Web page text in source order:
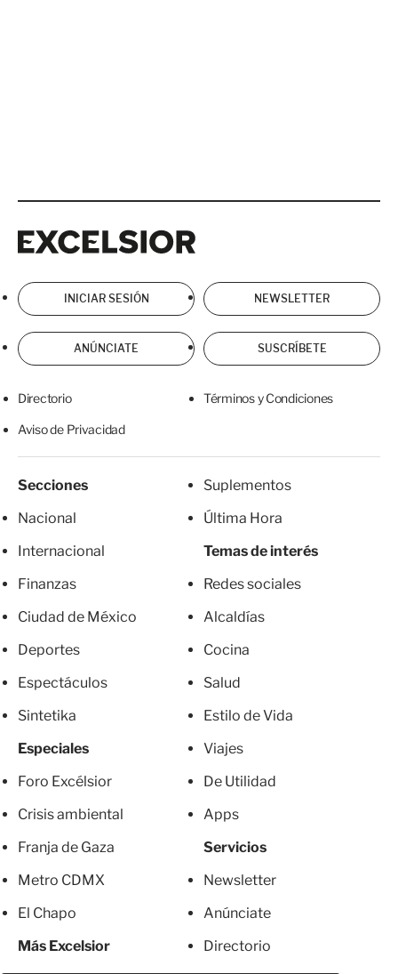
INICIAR SESIÓN NEWSLETTER
ANÚNCIATE SUSCRÍBETE
Directorio Términos y Condiciones
Aviso de Privacidad
Secciones
Nacional
Internacional
Finanzas
Ciudad de México
Deportes
Espectáculos
Sintetika
Especiales
Foro Excélsior
Crisis ambiental
Franja de Gaza
Metro CDMX
El Chapo
Más Excelsior
Suplementos
Última Hora
Temas de interés
Redes sociales
Alcaldías
Cocina
Salud
Estilo de Vida
Viajes
De Utilidad
Apps
Servicios
Newsletter
Anúnciate
Directorio